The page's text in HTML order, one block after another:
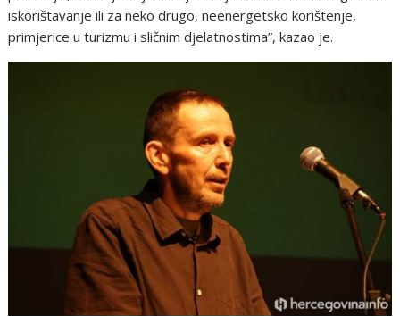
iskorištavanje ili za neko drugo, neenergetsko korištenje,
primjerice u turizmu i sličnim djelatnostima”, kazao je.